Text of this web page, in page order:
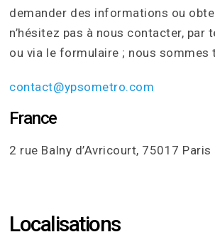
demander des informations ou
n’hésitez pas à nous contacter, par
ou via le formulaire ; nous sommes
contact@ypsometro.com
France
2 rue Balny d’Avricourt, 75017 Paris
Localisations